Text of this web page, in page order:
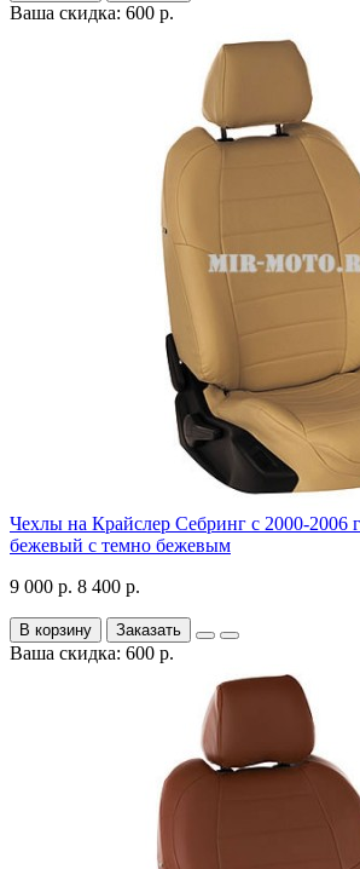
Ваша скидка: 600 р.
Чехлы на Крайслер Себринг с 2000-2006
бежевый с темно бежевым
9 000 р. 8 400 р.
В корзину Заказать
Ваша скидка: 600 р.